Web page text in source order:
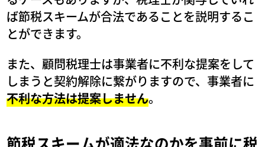
ば節税スキームが合法であることを説明するこ
とができます。
また、顧問税理士は事業者に不利な提案をして
しまうと契約解除に繋がりますので、事業者に
不利な方法は提案しません。
節税スキームが適法なのかを事前に税